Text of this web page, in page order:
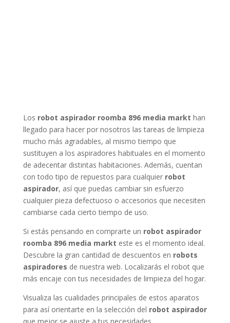
llegado para hacer por nosotros las tareas de limpieza
mucho más agradables, al mismo tiempo que
sustituyen a los aspiradores habituales en el momento
de adecentar distintas habitaciones. Además, cuentan
con todo tipo de repuestos para cualquierrobot
aspirador, así que puedas cambiar sin esfuerzo
cualquier pieza defectuoso o accesorios que necesiten
cambiarse cada cierto tiempo de uso.
Si estás pensando en comprarte un
roomba 896 media markteste es el momento ideal.
Descubre la gran cantidad de descuentos enrobots
aspiradoresde nuestra web. Localizarás el robot que
más encaje con tus necesidades de limpieza del hogar.
Visualiza las cualidades principales de estos aparatos
para así orientarte en la selección del robot aspirador
que mejor se ajuste a tus necesidades.